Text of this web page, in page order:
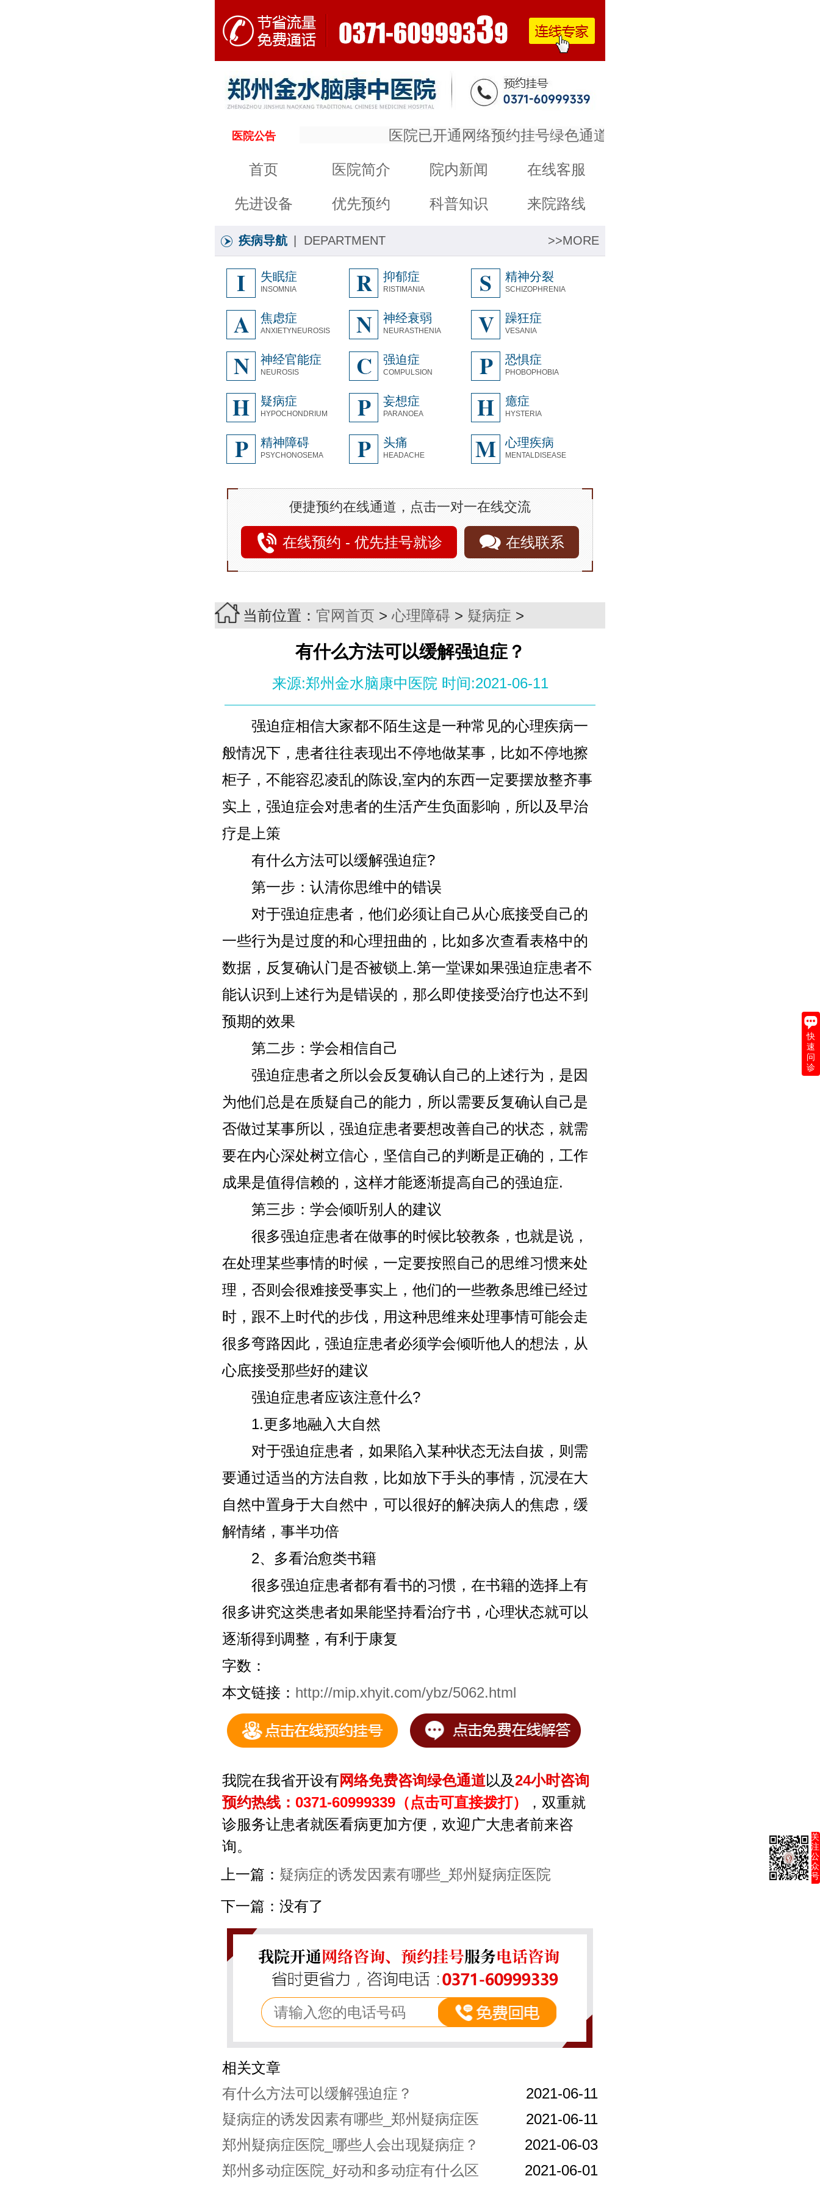
医院公告 医院已开通网络预约挂号绿色通道，在线预约可优先就诊。如有其他
首页 医院简介 院内新闻 在线客服
先进设备 优先预约 科普知识 来院路线
>>MORE
疾病导航 | DEPARTMENT
失眠症
INSOMNIA
抑郁症
RISTIMANIA
精神分裂
SCHIZOPHRENIA
焦虑症
ANXIETYNEUROSIS
神经衰弱
NEURASTHENIA
躁狂症
VESANIA
神经官能症
NEUROSIS
强迫症
COMPULSION
恐惧症
PHOBOPHOBIA
疑病症
HYPOCHONDRIUM
妄想症
PARANOEA
癔症
HYSTERIA
精神障碍
PSYCHONOSEMA
头痛
HEADACHE
心理疾病
MENTALDISEASE
便捷预约在线通道，点击一对一在线交流
在线预约 - 优先挂号就诊 在线联系
快
速
问
诊
当前位置： 官网首页 > 心理障碍> 疑病症 >
有什么方法可以缓解强迫症？
来源:郑州金水脑康中医院 时间:2021-06-11
强迫症相信大家都不陌生这是一种常见的心理疾病一
般情况下，患者往往表现出不停地做某事，比如不停地擦
柜子，不能容忍凌乱的陈设,室内的东西一定要摆放整齐事
实上，强迫症会对患者的生活产生负面影响，所以及早治
疗是上策
有什么方法可以缓解强迫症?
第一步：认清你思维中的错误
对于强迫症患者，他们必须让自己从心底接受自己的
一些行为是过度的和心理扭曲的，比如多次查看表格中的
数据，反复确认门是否被锁上.第一堂课如果强迫症患者不
能认识到上述行为是错误的，那么即使接受治疗也达不到
预期的效果
第二步：学会相信自己
强迫症患者之所以会反复确认自己的上述行为，是因
为他们总是在质疑自己的能力，所以需要反复确认自己是
否做过某事所以，强迫症患者要想改善自己的状态，就需
要在内心深处树立信心，坚信自己的判断是正确的，工作
成果是值得信赖的，这样才能逐渐提高自己的强迫症.
第三步：学会倾听别人的建议
很多强迫症患者在做事的时候比较教条，也就是说，
在处理某些事情的时候，一定要按照自己的思维习惯来处
理，否则会很难接受事实上，他们的一些教条思维已经过
时，跟不上时代的步伐，用这种思维来处理事情可能会走
很多弯路因此，强迫症患者必须学会倾听他人的想法，从
心底接受那些好的建议
强迫症患者应该注意什么?
1.更多地融入大自然
对于强迫症患者，如果陷入某种状态无法自拔，则需
要通过适当的方法自救，比如放下手头的事情，沉浸在大
自然中置身于大自然中，可以很好的解决病人的焦虑，缓
解情绪，事半功倍
2、多看治愈类书籍
很多强迫症患者都有看书的习惯，在书籍的选择上有
很多讲究这类患者如果能坚持看治疗书，心理状态就可以
逐渐得到调整，有利于康复
字数：
本文链接： http://mip.xhyit.com/ybz/5062.html
我院在我省开设有网络免费咨询绿色通道以及24小时咨询
预约热线： 0371-60999339（点击可直接拨打）
，双重就
诊服务让患者就医看病更加方便，欢迎广大患者前来咨
询。
上一篇： 疑病症的诱发因素有哪些_郑州疑病症医院
下一篇：没有了
相关文章
有什么方法可以缓解强迫症？
2021-06-11
疑病症的诱发因素有哪些_郑州疑病症医
2021-06-11
郑州疑病症医院_哪些人会出现疑病症？
2021-06-03
郑州多动症医院_好动和多动症有什么区
2021-06-01
关
注
公
众
号